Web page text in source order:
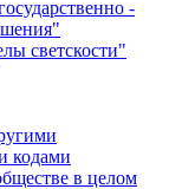
-
светскости"
кодами
в целом